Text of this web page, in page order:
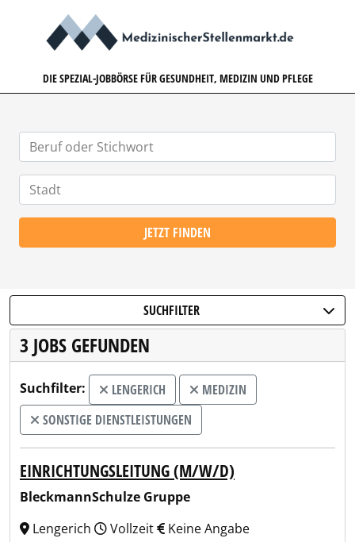
DIE SPEZIAL-JOBBÖRSE FÜR GESUNDHEIT, MEDIZIN UND PFLEGE
JETZT FINDEN
SUCHFILTER
3 JOBS GEFUNDEN
Suchfilter: LENGERICH
MEDIZIN
SONSTIGE DIENSTLEISTUNGEN
EINRICHTUNGSLEITUNG (M/W/D)
BleckmannSchulze Gruppe
Lengerich
Vollzeit Keine Angabe